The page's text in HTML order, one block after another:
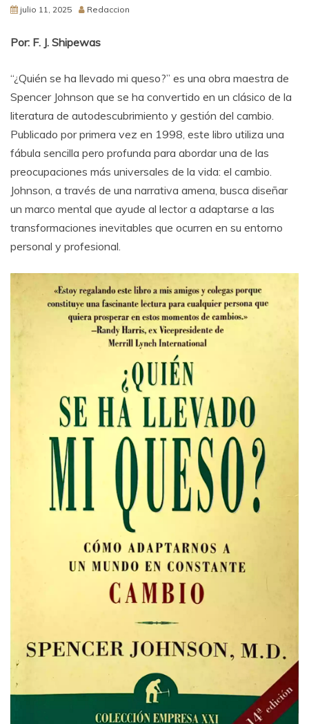
julio 11, 2025 Redaccion
Por: F. J. Shipewas
“¿Quién se ha llevado mi queso?” es una obra maestra de
Spencer Johnson que se ha convertido en un clásico de la
literatura de autodescubrimiento y gestión del cambio.
Publicado por primera vez en 1998, este libro utiliza una
fábula sencilla pero profunda para abordar una de las
preocupaciones más universales de la vida: el cambio.
Johnson, a través de una narrativa amena, busca diseñar
un marco mental que ayude al lector a adaptarse a las
transformaciones inevitables que ocurren en su entorno
personal y profesional.